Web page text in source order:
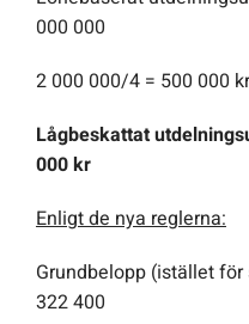
000 000
2 000 000/4 = 500 000 kr
Lågbeskattat
000 kr
Enligt de nya reglerna:
Grundbelopp (istället
322 400